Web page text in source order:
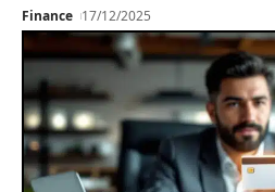
Finance 17/12/2025